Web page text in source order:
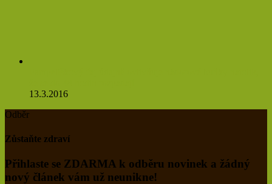
13.3.2016
Odběr
Zůstaňte zdraví
Přihlaste se ZDARMA k odběru novinek a žádný
nový článek vám už neunikne!